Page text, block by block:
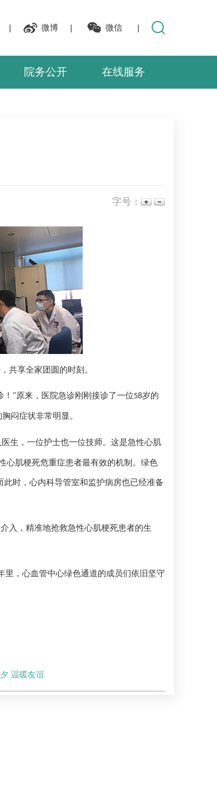
| 微博 | 微信 |
院务公开 在线服务
字号：
共享全家团圆的时刻。
！”原来，医院急诊刚刚接诊了一位58岁的
闷症状非常明显。
生，一位护士也一位技师。这是急性心肌
心肌梗死危重症患者最有效的机制。绿色
时，心内科导管室和监护病房也已经准备
入，精准地抢救急性心肌梗死患者的生
里，心血管中心绿色通道的成员们依旧坚守
温暖友谊